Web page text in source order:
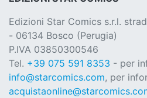
Edizioni Star Comics s.r.l.
- 06134 Bosco (Perugia)
P.IVA 03850300546
Tel. +39 075 591 8353 - per
info@starcomics.com, per